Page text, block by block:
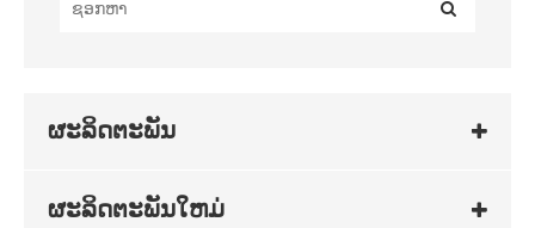
ຜະລິດຕະພັນ
ຜະລິດຕະພັນໃຫມ່